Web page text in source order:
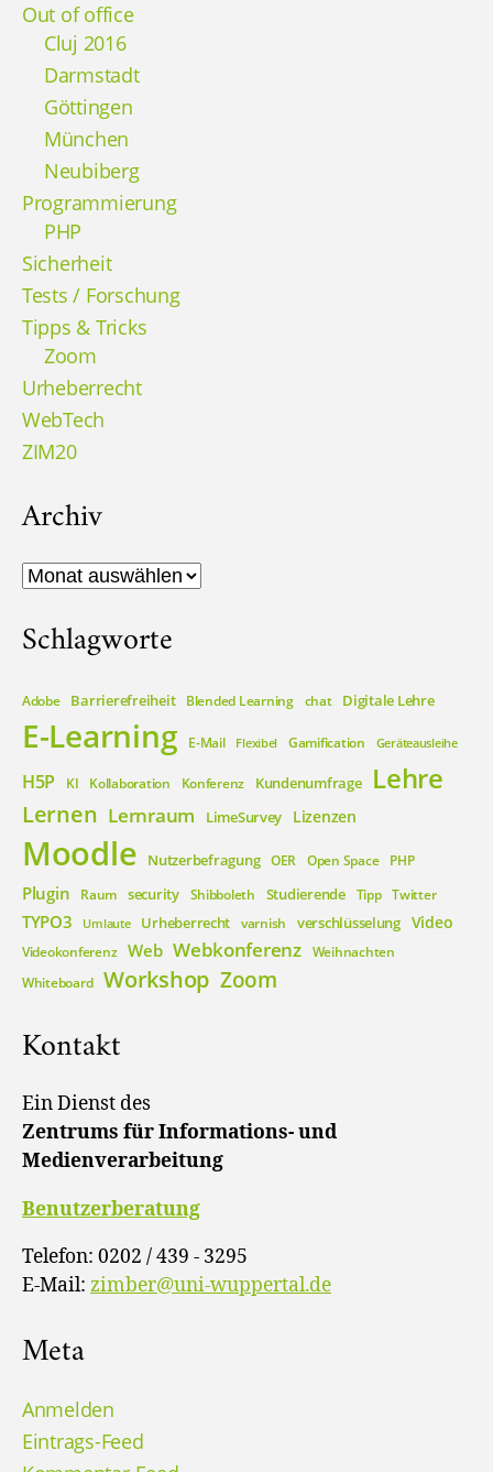
Out of office
Cluj 2016
Darmstadt
Göttingen
München
Neubiberg
Programmierung
PHP
Sicherheit
Tests / Forschung
Tipps & Tricks
Zoom
Urheberrecht
WebTech
ZIM20
Archiv
Archiv
Schlagworte
Adobe Barrierefreiheit Blended Learning chat Digitale Lehre
E-Learning E-Mail Flexibel Gamification Geräteausleihe
H5P KI Kollaboration Konferenz Kundenumfrage Lehre
Lernen Lernraum LimeSurvey Lizenzen
Moodle Nutzerbefragung OER Open Space PHP
Plugin Raum security Shibboleth Studierende Tipp Twitter
TYPO3 Umlaute Urheberrecht varnish verschlüsselung Video
Videokonferenz Web Webkonferenz Weihnachten
Whiteboard Workshop Zoom
Kontakt
Ein Dienst des
Zentrums für Informations- und
Medienverarbeitung
Benutzerberatung
Telefon: 0202 / 439 - 3295
E-Mail: zimber@uni-wuppertal.de
Meta
Anmelden
Eintrags-Feed